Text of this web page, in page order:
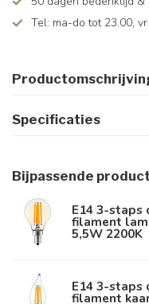
Tel: ma-do tot 23.00,
Specificaties
Bijpassende
E14 3-staps
filament
5,5W 2200K
E14 3-staps
filament